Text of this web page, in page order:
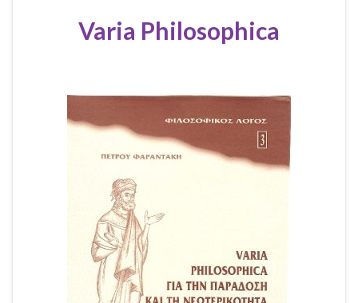
Varia Philosophica